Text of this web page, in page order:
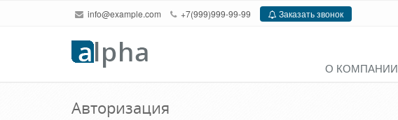
info@example.com +7(999)999-99-99 Заказать звонок
О КОМПАНИИ
Авторизация